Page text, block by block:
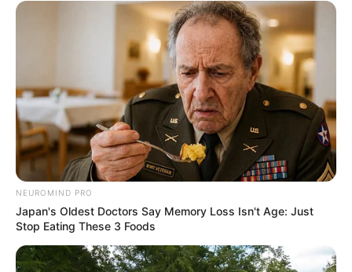
NEUROMIND PRO
Japan's Oldest Doctors Say Memory Loss Isn't Age: Just
Stop Eating These 3 Foods